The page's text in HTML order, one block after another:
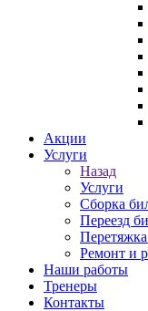
Акции
Услуги
Назад
Услуги
Сборка
Переезд
Ремонт и
Наши работы
Тренеры
Контакты